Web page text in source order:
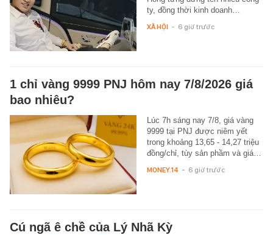
ty, đồng thời kinh doanh…
XÃ HỘI - 6 giờ trước
1 chỉ vàng 9999 PNJ hôm nay 7/8/2026 giá
bao nhiêu?
Lúc 7h sáng nay 7/8, giá vàng
9999 tại PNJ được niêm yết
trong khoảng 13,65 - 14,27 triệu
đồng/chỉ, tùy sản phầm và giá…
MONEY.14 - 6 giờ trước
Cú ngã ê chề của Lý Nhã Kỳ